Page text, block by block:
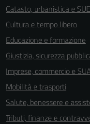
Catasto, urbanistica e SUE
Cultura e tempo libero
Educazione e formazione
Giustizia, sicurezza
Imprese, commercio e
Mobilità e trasporti
Salute, benessere e
Tributi, finanze e